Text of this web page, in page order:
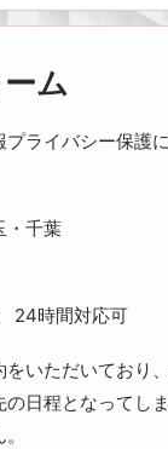
ム
ライバシー保護に
・千葉
24時間対応可
いただいており
日程となってし